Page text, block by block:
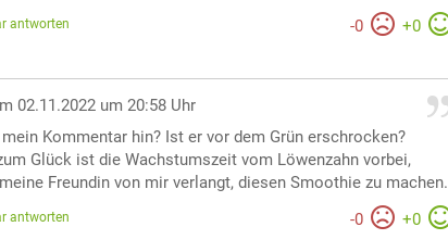
-0 +0
antworten
02.11.2022 um 20:58 Uhr
Kommentar hin? Ist er vor dem Grün erschrocken?
Glück ist die Wachstumszeit vom Löwenzahn vorbei,
Freundin von mir verlangt, diesen Smoothie zu machen.
-0 +0
antworten